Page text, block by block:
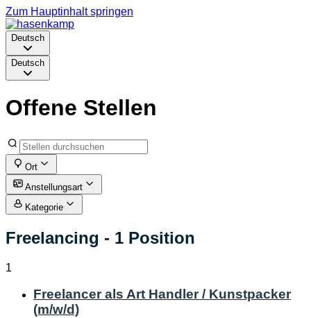
Zum Hauptinhalt springen
Deutsch
Deutsch
Offene Stellen
Ort
Anstellungsart
Kategorie
Freelancing - 1 Position
1
Freelancer als Art Handler / Kunstpacker
(m/w/d)